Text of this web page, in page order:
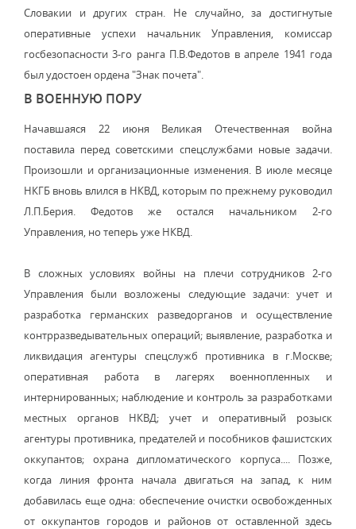
Словакии и других стран. Не случайно, за достигнутые
оперативные успехи начальник Управления, комиссар
госбезопасности 3-го ранга П.В.Федотов в апреле 1941 года
был удостоен ордена "Знак почета".
В ВОЕННУЮ ПОРУ
Начавшаяся 22 июня Великая Отечественная война
поставила перед советскими спецслужбами новые задачи.
Произошли и организационные изменения. В июле месяце
НКГБ вновь влился в НКВД, которым по прежнему руководил
Л.П.Берия. Федотов же остался начальником 2-го
Управления, но теперь уже НКВД.
В сложных условиях войны на плечи сотрудников 2-го
Управления были возложены следующие задачи: учет и
разработка германских разведорганов и осуществление
контрразведывательных операций; выявление, разработка и
ликвидация агентуры спецслужб противника в г.Москве;
оперативная работа в лагерях военнопленных и
интернированных; наблюдение и контроль за разработками
местных органов НКВД; учет и оперативный розыск
агентуры противника, предателей и пособников фашистских
оккупантов; охрана дипломатического корпуса.... Позже,
когда линия фронта начала двигаться на запад, к ним
добавилась еще одна: обеспечение очистки освобожденных
от оккупантов городов и районов от оставленной здесь